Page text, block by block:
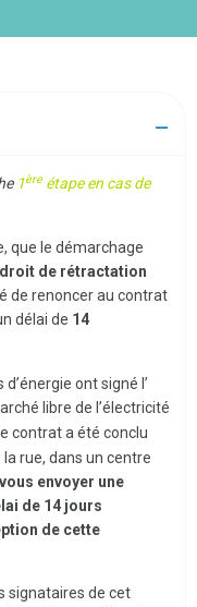
1ère étape en cas de
que le démarchage
droit de rétractation
de renoncer au contrat
délai de 14
ont signé l’
libre de l’électricité
contrat a été conclu
rue, dans un centre
envoyer une
de 14 jours
de cette
signataires de cet